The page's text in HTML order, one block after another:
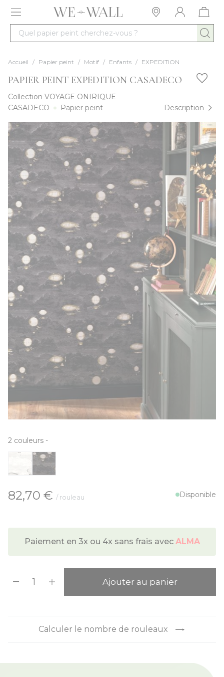
Allez au contenu
Quel papier peint cherchez-vous ?
Accueil / Papier peint / Motif / Enfants / EXPEDITION
PAPIER PEINT EXPEDITION CASADECO
Collection VOYAGE ONIRIQUE
CASADECO
Papier peint Description
2 couleurs -
À partir de:
82,70 € / rouleau Disponible
Paiement en 3x ou 4x sans frais avec ALMA
Ajouter au panier
Calculer le nombre de rouleaux